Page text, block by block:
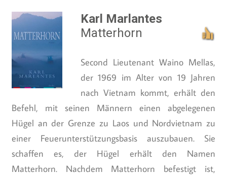
Karl Marlantes
Matterhorn
Second Lieutenant Waino Mellas,
der 1969 im Alter von 19 Jahren
nach Vietnam kommt, erhält den
Befehl, mit seinen Männern einen abgelegenen
Hügel an der Grenze zu Laos und Nordvietnam zu
einer Feuerunterstützungsbasis auszubauen. Sie
schaffen es, der Hügel erhält den Namen
Matterhorn. Nachdem Matterhorn befestigt ist,